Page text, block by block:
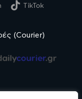
TikTok
(Courier)